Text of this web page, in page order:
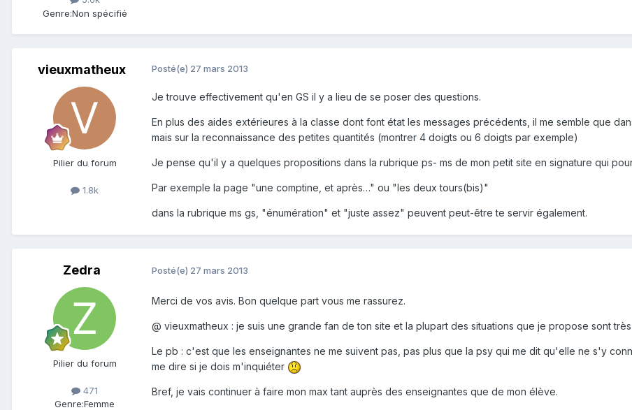
Genre:Non spécifié
vieuxmatheux
Pilier du forum
1.8k
Posté(e) 27 mars 2013
Je trouve effectivement qu'en GS il y a lieu de se poser des questions.
En plus des aides extérieures à la classe dont font état les messages précédents, il me semble que
mais sur la reconnaissance des petites quantités (montrer 4 doigts ou 6 doigts par exemple)
Je pense qu'il y a quelques propositions dans la rubrique ps- ms de mon petit site en signature qui
Par exemple la page "une comptine, et après…" ou "les deux tours(bis)"
dans la rubrique ms gs, "énumération" et "juste assez" peuvent peut-être te servir également.
Zedra
Pilier du forum
471
Genre:Femme
Posté(e) 27 mars 2013
Merci de vos avis. Bon quelque part vous me rassurez.
@ vieuxmatheux : je suis une grande fan de ton site et la plupart des situations que je propose sont
Le pb : c'est que les enseignantes ne me suivent pas, pas plus que la psy qui me dit qu'elle ne s'y
me dire si je dois m'inquiéter
Bref, je vais continuer à faire mon max tant auprès des enseignantes que de mon élève.